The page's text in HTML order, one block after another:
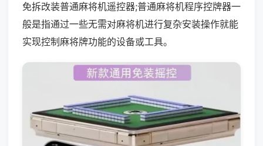
免拆改装普通麻将机遥控器;普通麻将机程序控牌器一
般是指通过一些无需对麻将机进行复杂安装操作就能
实现控制麻将牌功能的设备或工具。